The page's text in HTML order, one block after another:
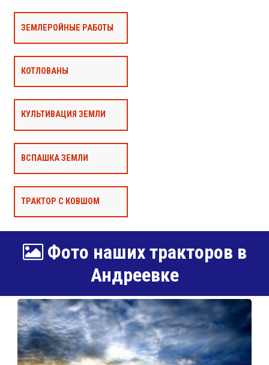
ЗЕМЛЕРОЙНЫЕ РАБОТЫ
КОТЛОВАНЫ
КУЛЬТИВАЦИЯ ЗЕМЛИ
ВСПАШКА ЗЕМЛИ
ТРАКТОР С КОВШОМ
Фото наших тракторов в
Андреевке